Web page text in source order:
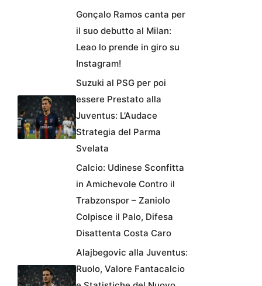
Gonçalo Ramos canta per
il suo debutto al Milan:
Leao lo prende in giro su
Instagram!
Suzuki al PSG per poi
essere Prestato alla
Juventus: L’Audace
Strategia del Parma
Svelata
Calcio: Udinese Sconfitta
in Amichevole Contro il
Trabzonspor – Zaniolo
Colpisce il Palo, Difesa
Disattenta Costa Caro
Alajbegovic alla Juventus:
Ruolo, Valore Fantacalcio